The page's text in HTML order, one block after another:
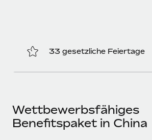
33 gesetzliche Feiertage
Wettbewerbsfähiges
Benefitspaket in China